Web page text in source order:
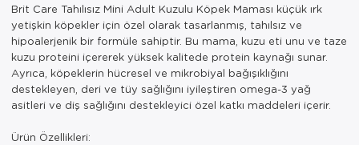
Brit Care Tahılısız Mini Adult Kuzulu Köpek Maması küçük ırk
yetişkin köpekler için özel olarak tasarlanmış, tahılsız ve
hipoalerjenik bir formüle sahiptir. Bu mama, kuzu eti unu ve taze
kuzu proteini içererek yüksek kalitede protein kaynağı sunar.
Ayrıca, köpeklerin hücresel ve mikrobiyal bağışıklığını
destekleyen, deri ve tüy sağlığını iyileştiren omega-3 yağ
asitleri ve diş sağlığını destekleyici özel katkı maddeleri içerir.
Ürün Özellikleri: